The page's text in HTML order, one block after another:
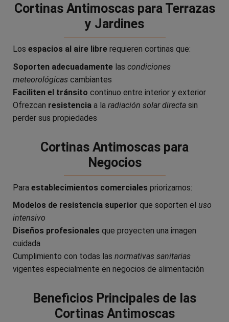
Cortinas Antimoscas para Terrazas
y Jardines
Los espacios al aire libre requieren cortinas que:
Soporten adecuadamente las condiciones
meteorológicas cambiantes
Faciliten el tránsito continuo entre interior y exterior
Ofrezcan resistencia a la radiación solar directa sin
perder sus propiedades
Cortinas Antimoscas para
Negocios
Para establecimientos comerciales priorizamos:
Modelos de resistencia superior que soporten el uso
intensivo
Diseños profesionales que proyecten una imagen
cuidada
Cumplimiento con todas las normativas sanitarias
vigentes especialmente en negocios de alimentación
Beneficios Principales de las
Cortinas Antimoscas